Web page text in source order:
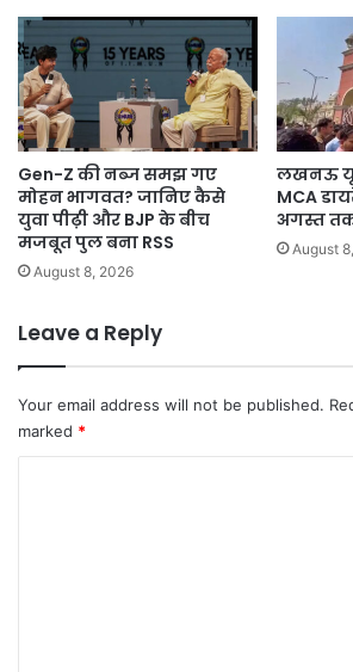
Gen-Z की नब्ज समझ गए
मोहन भागवत? जानिए कैसे
युवा पीढ़ी और BJP के बीच
मजबूत पुल बना RSS
August 8, 2026
लखनऊ
MCA
अगस्त
August
Leave a Reply
Your email address will not be published.
marked *